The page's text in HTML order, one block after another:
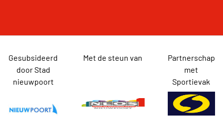
Gesubsideerd
door Stad
nieuwpoort
Met de steun van
Partnerschap
met
Sportievak